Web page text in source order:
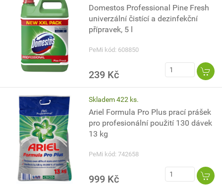
Domestos Professional Pine Fresh
univerzální čistící a dezinfekční
přípravek, 5 l
PeMi kód: 608850
239 Kč
Skladem 422 ks.
Ariel Formula Pro Plus prací prášek
pro profesionální použití 130 dávek
13 kg
PeMi kód: 742658
999 Kč